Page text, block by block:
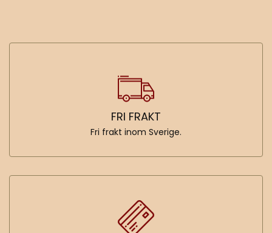
FRI FRAKT
Fri frakt inom Sverige.